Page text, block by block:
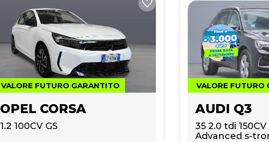
VALORE FUTURO GARANTITO
OPEL CORSA
1.2 100CV GS
VALORE FUTURO
AUDI Q3
35 2.0 tdi
Advanced s-